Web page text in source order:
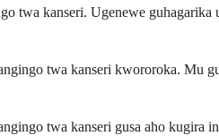
twa kanseri. Ugenewe
twa kanseri kwororoka. Mu
twa kanseri gusa aho